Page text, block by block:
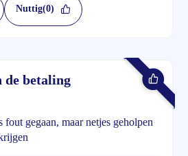
Nuttig(0)
de betaling
fout gegaan, maar netjes geholpen